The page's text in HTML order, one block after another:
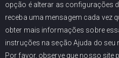
opção é alterar as configurações
receba uma mensagem cada vez
obter mais informações sobre
instruções na seção Ajuda do seu
Por favor, observe que nosso site